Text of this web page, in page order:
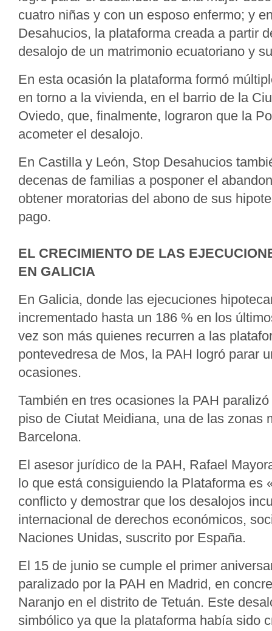
cuatro niñas y con un esposo enfermo; y
Desahucios, la plataforma creada a partir
desalojo de un matrimonio ecuatoriano y
En esta ocasión la plataforma formó
en torno a la vivienda, en el barrio de la
Oviedo, que, finalmente, lograron que la
acometer el desalojo.
En Castilla y León, Stop Desahucios
decenas de familias a posponer el
obtener moratorias del abono de sus
pago.
EL CRECIMIENTO DE LAS
EN GALICIA
En Galicia, donde las ejecuciones
incrementado hasta un 186 % en los
vez son más quienes recurren a las
pontevedresa de Mos, la PAH logró parar
ocasiones.
También en tres ocasiones la PAH
piso de Ciutat Meidiana, una de las zonas
Barcelona.
El asesor jurídico de la PAH, Rafael
lo que está consiguiendo la Plataforma es
conflicto y demostrar que los desalojos
internacional de derechos económicos,
Naciones Unidas, suscrito por España.
El 15 de junio se cumple el primer
paralizado por la PAH en Madrid, en
Naranjo en el distrito de Tetuán. Este
simbólico ya que la plataforma había sido